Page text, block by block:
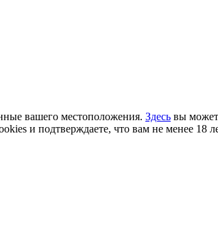
вашего местоположения. Здесь вы
и подтверждаете, что вам не менее 18